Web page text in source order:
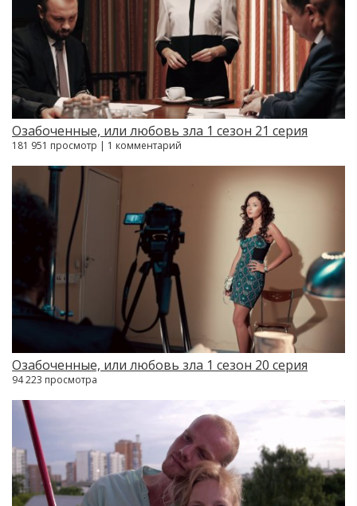
Озабоченные, или любовь зла 1 сезон 21 серия
181 951 просмотр | 1 комментарий
Озабоченные, или любовь зла 1 сезон 20 серия
94 223 просмотра